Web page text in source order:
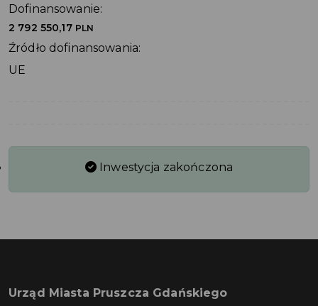
Dofinansowanie:
2 792 550,17 PLN
Źródło dofinansowania:
UE
Inwestycja zakończona
Urząd Miasta Pruszcza Gdańskiego